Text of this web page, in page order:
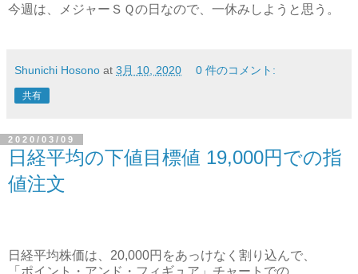
今週は、メジャーＳＱの日なので、一休みしようと思う。
Shunichi Hosono at 3月 10, 2020 0 件のコメント:
共有
2020/03/09
日経平均の下値目標値 19,000円での指
値注文
日経平均株価は、20,000円をあっけなく割り込んで、
「ポイント・アンド・フィギュア」チャートでの